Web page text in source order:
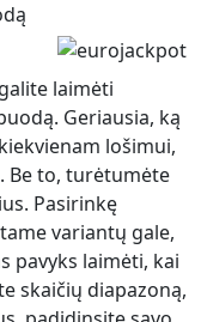
laimėti
Geriausia, ką
lošimui,
Be to, turėtumėte
Pasirinkę
variantų gale,
pavyks laimėti, kai
skaičių diapazoną,